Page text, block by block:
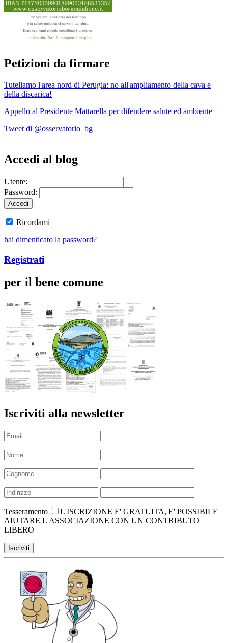
Petizioni da firmare
Tuteliamo l'area nord di Perugia: no all'ampliamento della cava e
della discarica!
Appello al Presidente Mattarella per difendere salute ed ambiente
Tweet di @osservatorio_bg
Accedi al blog
Utente:
Password:
Ricordami
hai dimenticato la password?
Registrati
per il bene comune
Iscriviti alla newsletter
Tesseramento
L'ISCRIZIONE E' GRATUITA, E' POSSIBILE
AIUTARE L'ASSOCIAZIONE CON UN CONTRIBUTO
LIBERO